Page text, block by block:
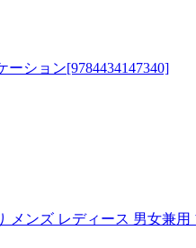
ション[9784434147340]
メンズ レディース 男女兼用